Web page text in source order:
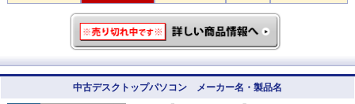
中古デスクトップパソコン メーカー名・製品名